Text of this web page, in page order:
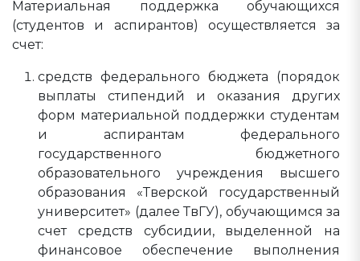
Материальная поддержка обучающихся
(студентов и аспирантов) осуществляется за
счет:
средств федерального бюджета (порядок
выплаты стипендий и оказания других
форм материальной поддержки студентам
и аспирантам федерального
государственного бюджетного
образовательного учреждения высшего
образования «Тверской государственный
университет» (далее ТвГУ), обучающимся за
счет средств субсидии, выделенной на
финансовое обеспечение выполнения